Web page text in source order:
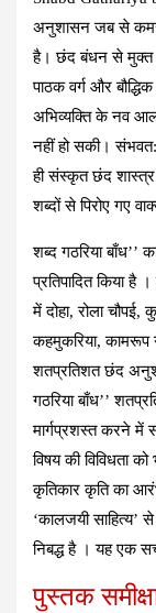
अनुशासन जब से
है। छंद बंधन से मुक्त
पाठक वर्ग और
अभिव्यक्ति के नव
नहीं हो सकी।
ही संस्कृत छंद
शब्दों से पिरोए गए
शब्द गठरिया बाँध’’
प्रतिपादित किया है
में दोहा, रोला
कहमुकरिया, कामरूप
शतप्रतिशत छंद
गठरिया बाँध’’
मार्गप्रशस्त करने में
विषय की विविधता
कृतिकार कृति का
‘कालजयी साहित्य’
निबद्ध है । यह एक
पुस्‍तक